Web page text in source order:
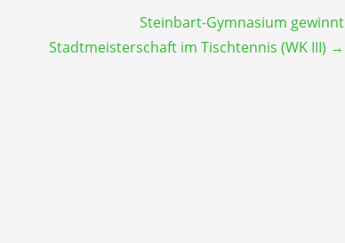
Steinbart-Gymnasium gewinnt
Stadtmeisterschaft im Tischtennis (WK III) →